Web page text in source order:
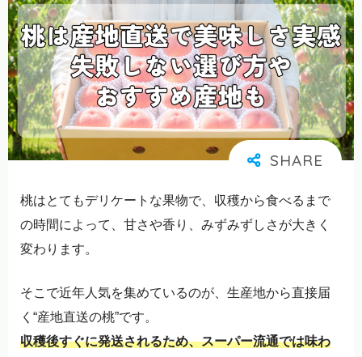
桃はとてもデリケートな果物で、収穫から食べるまで
の時間によって、甘さや香り、みずみずしさが大きく
変わります。
そこで近年人気を集めているのが、生産地から直接届
く“産地直送の桃”です。
収穫後すぐに発送されるため、スーパー流通では味わ